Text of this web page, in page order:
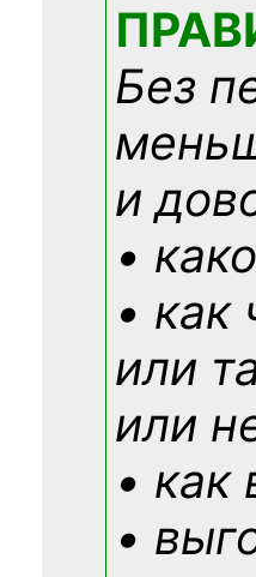
Без
и
•
• как
или
или
•
•